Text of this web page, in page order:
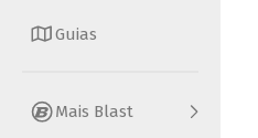
Guias
Mais Blast